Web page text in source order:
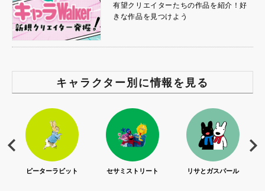
有望クリエイターたちの作品を紹介！好
きな作品を見つけよう
キャラクター別に情報を見る
セサミストリート リサとガスパール ピングー